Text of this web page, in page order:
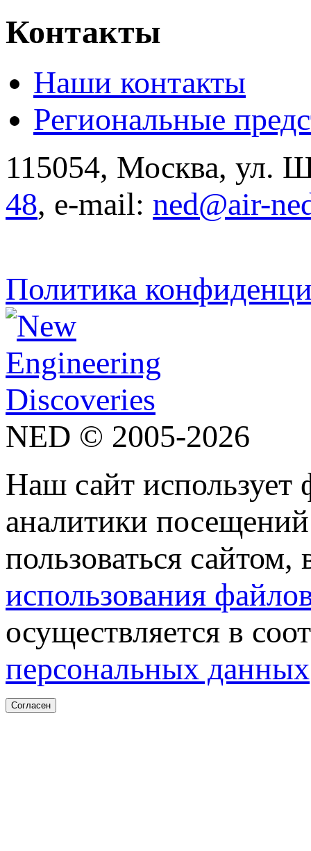
Контакты
Наши контакты
Региональные
115054, Москва, ул.
48, e-mail: ned@air-
Политика
NED © 2005-2026
Наш сайт
аналитики
пользоваться
использования
осуществляется в
персональных данных
Согласен